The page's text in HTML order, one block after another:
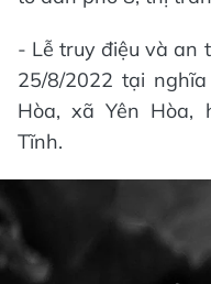
- Lễ truy điệu và an
25/8/2022 tại
Hòa, xã Yên Hòa,
Tĩnh.